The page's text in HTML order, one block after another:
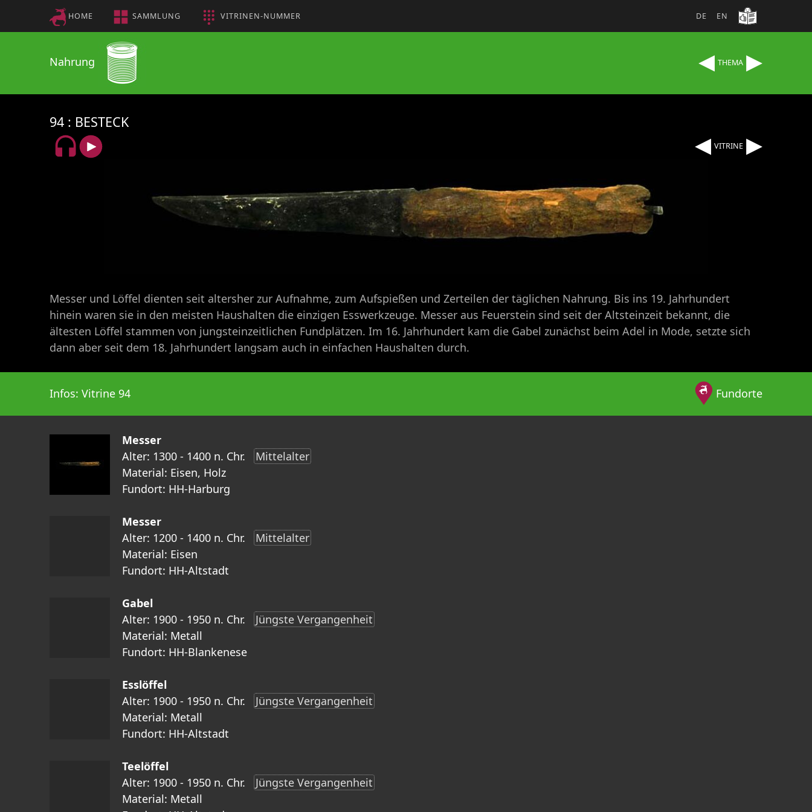
HOME SAMMLUNG VITRINEN-NUMMER EN
DE
Nahrung ◂ THEMA ▸
94 BESTECK ◂ VITRINE ▸
Messer und Löffel dienten seit altersher zur Aufnahme, zum Aufspießen und Zerteilen der täglichen Nahrung. Bis ins 19. Jahrhundert
hinein waren sie in den meisten Haushalten die einzigen Esswerkzeuge. Messer aus Feuerstein sind seit der Altsteinzeit bekannt, die
ältesten Löffel stammen von jungsteinzeitlichen Fundplätzen. Im 16. Jahrhundert kam die Gabel zunächst beim Adel in Mode, setzte sich
dann aber seit dem 18. Jahrhundert langsam auch in einfachen Haushalten durch.
Infos: Vitrine 94 Fundorte
Messer
Alter: 1300 - 1400 n. Chr.
Mittelalter
Material: Eisen, Holz
Fundort: HH-Harburg
Messer
Alter: 1200 - 1400 n. Chr.
Mittelalter
Material: Eisen
Fundort: HH-Altstadt
Gabel
Alter: 1900 - 1950 n. Chr.
Jüngste Vergangenheit
Material: Metall
Fundort: HH-Blankenese
Esslöffel
Alter: 1900 - 1950 n. Chr.
Jüngste Vergangenheit
Material: Metall
Fundort: HH-Altstadt
Teelöffel
Alter: 1900 - 1950 n. Chr.
Jüngste Vergangenheit
Material: Metall